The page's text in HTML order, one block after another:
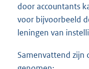
door accountants
voor bijvoorbeeld
leningen van
Samenvattend zijn